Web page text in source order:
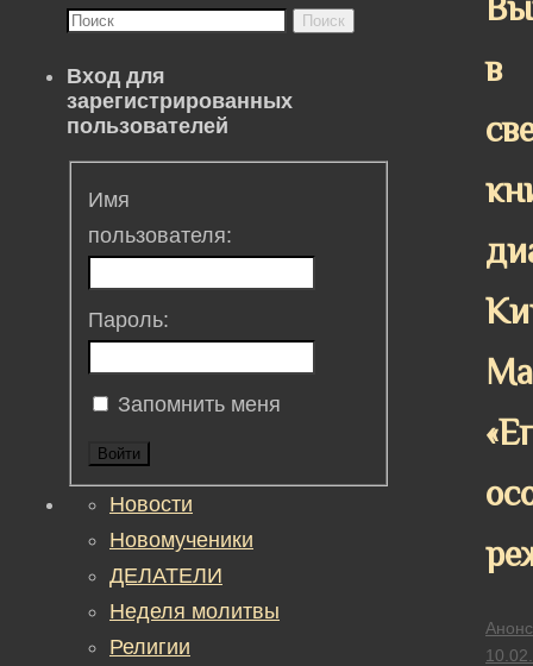
в
Анонс
Поиск
Вход для
зарегистрированных
пользователей
Имя
пользователя:
Пароль:
Запомнить меня
Войти
Новости
Новомученики
ДЕЛАТЕЛИ
Неделя молитвы
Религии